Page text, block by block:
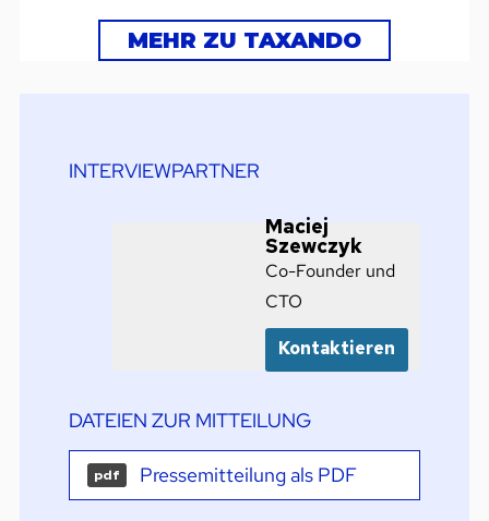
MEHR ZU TAXANDO
INTERVIEWPARTNER
Maciej
Szewczyk
Co-Founder und
CTO
Kontaktieren
DATEIEN ZUR MITTEILUNG
pdf Pressemitteilung als PDF